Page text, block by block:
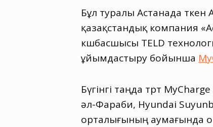
Бұл туралы Астанада
қазақстандық компания
көшбасшысы TELD
ұйымдастыру бойынша
Бүгінгі таңда төрт
әл-Фараби, Hyundai
орталығының аумағында